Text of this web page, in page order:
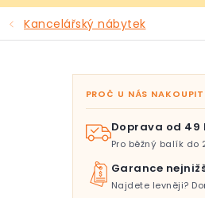
Venkovní prostory
Sezóna & Volný čas
Kancelářský nábytek
PROČ U NÁS NAKOUPIT
Doprava od 49
Pro běžný balík do
Garance
Najdete levněji?